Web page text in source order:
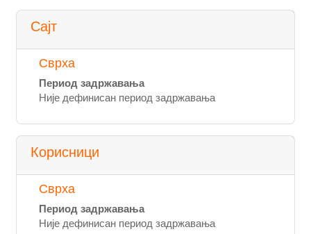
Сајт
Сврха
Период задржавања
Није дефинисан период задржавања
Корисници
Сврха
Период задржавања
Није дефинисан период задржавања